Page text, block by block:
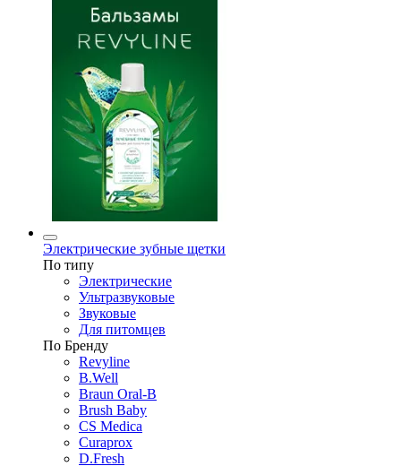
Электрические зубные щетки
По типу
Электрические
Ультразвуковые
Звуковые
Для питомцев
По Бренду
Revyline
B.Well
Braun Oral-B
Brush Baby
CS Medica
Curaprox
D.Fresh